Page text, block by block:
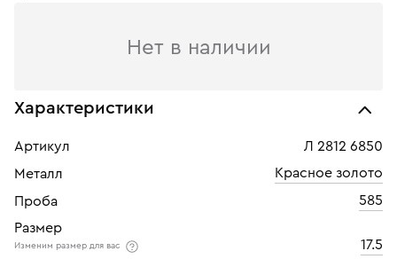
Нет в наличии
Характеристики
Артикул
Л 2812 6850
Металл
Красное золото
Проба
585
Размер
Изменим размер для вас
17.5